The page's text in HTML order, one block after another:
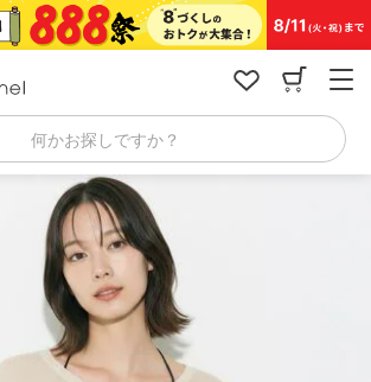
何かお探しですか？